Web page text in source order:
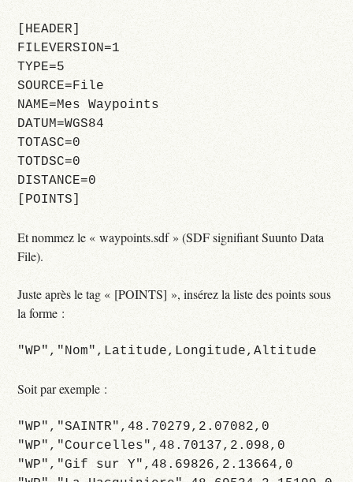
[HEADER]
FILEVERSION=1
TYPE=5
SOURCE=File
NAME=Mes Waypoints
DATUM=WGS84
TOTASC=0
TOTDSC=0
DISTANCE=0
[POINTS]
Et nommez le « waypoints.sdf » (SDF signifiant Suunto Data
File).
Juste après le tag « [POINTS] », insérez la liste des points sous
la forme :
"WP","Nom",Latitude,Longitude,Altitude
Soit par exemple :
"WP","SAINTR",48.70279,2.07082,0
"WP","Courcelles",48.70137,2.098,0
"WP","Gif sur Y",48.69826,2.13664,0